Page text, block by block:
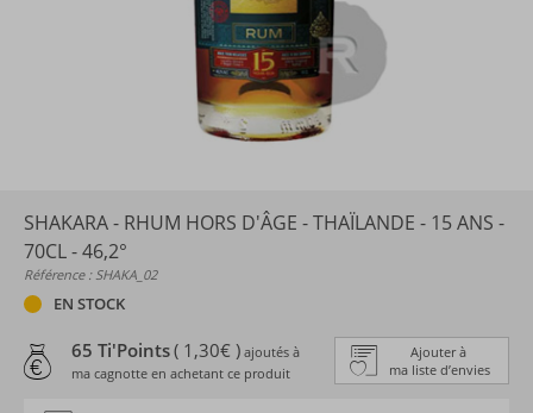
SHAKARA - RHUM HORS D'ÂGE - THAÏLANDE - 15 ANS -
70CL - 46,2°
Référence : SHAKA_02
EN STOCK
Ajouter à
ma liste d’envies
65 Ti'Points( 1,30€ ) ajoutés à
ma cagnotte en achetant ce produit